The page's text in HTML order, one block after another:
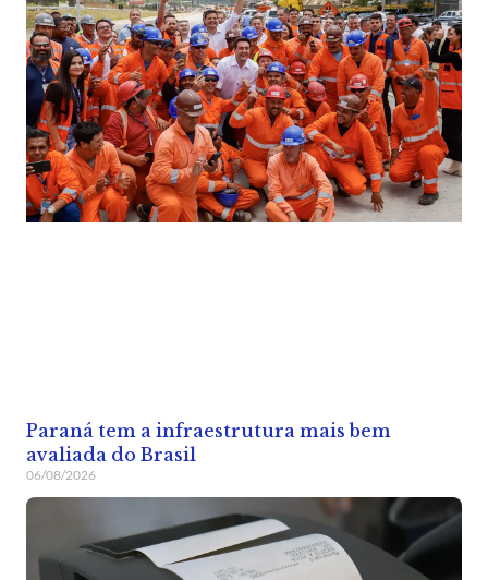
Paraná tem a infraestrutura mais bem
avaliada do Brasil
06/08/2026